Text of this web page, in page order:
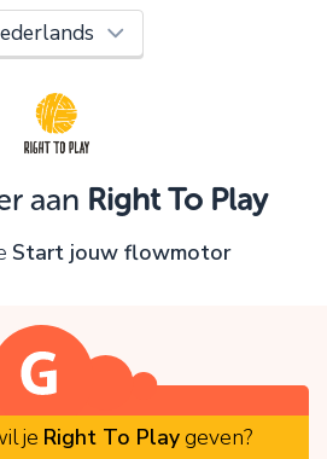
aan Right To Play
Start jouw flowmotor
je Right To Playgeven?
Oeps!
vanwege:
je invoer en probeer het
OK